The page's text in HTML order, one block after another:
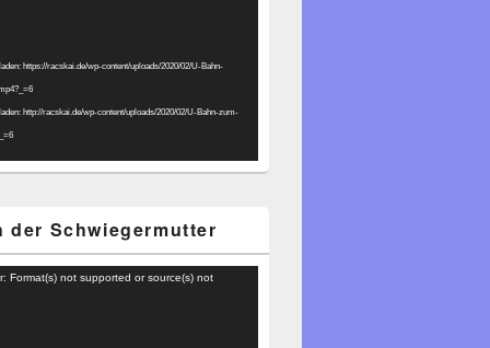
https://racskai.de/wp-content/uploads/2020/02/U-Bahn-
http://racskai.de/wp-content/uploads/2020/02/U-Bahn-zum-
der Schwiegermutter
Format(s) not supported or source(s) not